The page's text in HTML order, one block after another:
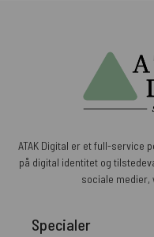
ATAK Digital er et full-service
på digital identitet og
sociale medier,
Specialer